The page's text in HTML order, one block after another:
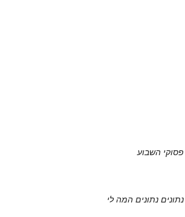
פסוקי השבוע
נתונים נתונים המה לי